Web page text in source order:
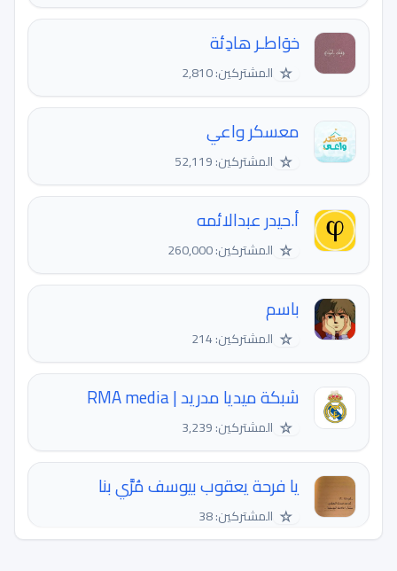
خوَاطـر هادِئة
☆ المشتركين: 2,810
معسكر واعي
☆ المشتركين: 52,119
أ.حيدر عبدالائمه
☆ المشتركين: 260,000
باسم
☆ المشتركين: 214
شبكة ميديا مدريد | RMA media
☆ المشتركين: 3,239
يا فرحة يعقوب بيوسف مُرَّي بنا
☆ المشتركين: 38